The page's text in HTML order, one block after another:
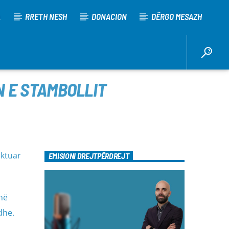
RRETH NESH DONACION DËRGO MESAZH
E STAMBOLLIT
EMISIONI DREJTPËRDREJT